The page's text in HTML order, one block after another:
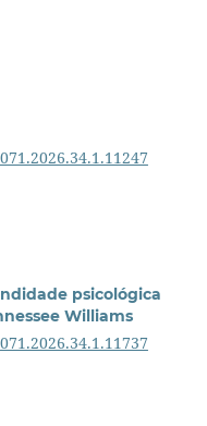
psicológica
Williams